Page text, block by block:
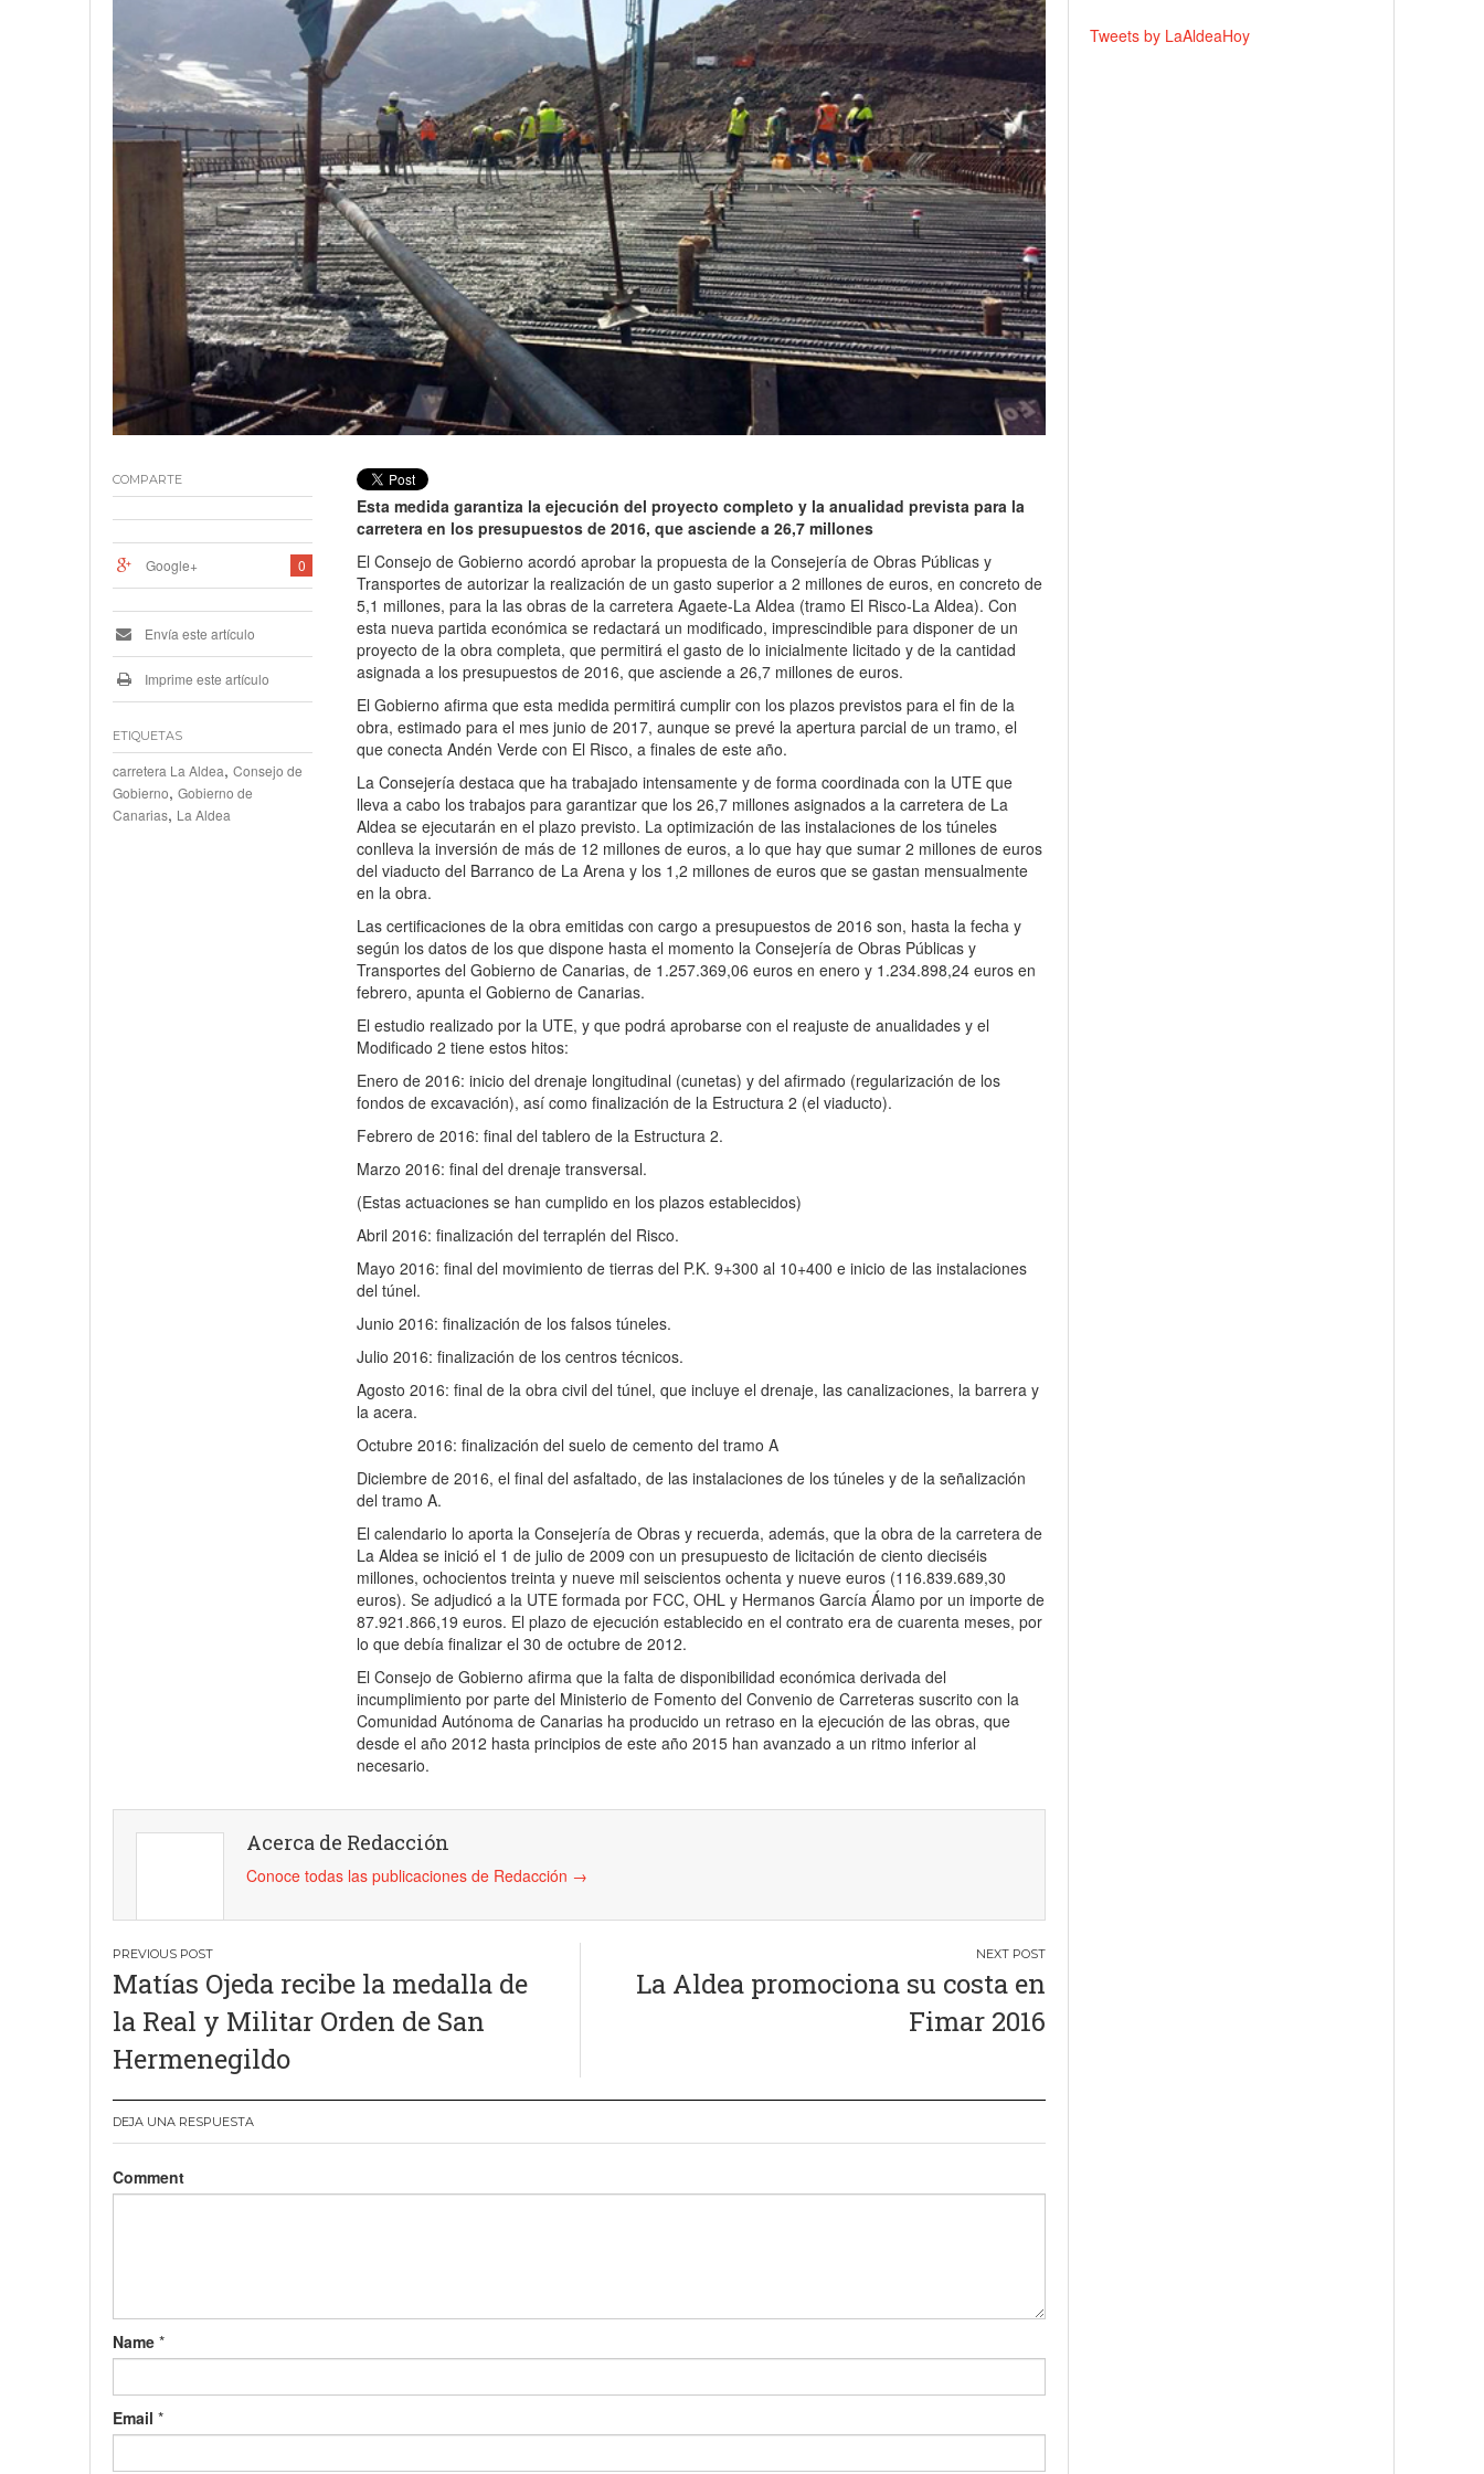
Nicolás
18 junio, 2023
Esta medida garantiza la ejecución del proyecto completo y la anualidad prevista para la
carretera en los presupuestos de 2016, que asciende a 26,7 millones
El Consejo de Gobierno acordó aprobar la propuesta de la Consejería de Obras Públicas y
Transportes de autorizar la realización de un gasto superior a 2 millones de euros, en concreto de
5,1 millones, para la las obras de la carretera Agaete-La Aldea (tramo El Risco-La Aldea). Con
esta nueva partida económica se redactará un modificado, imprescindible para disponer de un
proyecto de la obra completa, que permitirá el gasto de lo inicialmente licitado y de la cantidad
asignada a los presupuestos de 2016, que asciende a 26,7 millones de euros.
El Gobierno afirma que esta medida permitirá cumplir con los plazos previstos para el fin de la
obra, estimado para el mes junio de 2017, aunque se prevé la apertura parcial de un tramo, el
que conecta Andén Verde con El Risco, a finales de este año.
La Consejería destaca que ha trabajado intensamente y de forma coordinada con la UTE que
lleva a cabo los trabajos para garantizar que los 26,7 millones asignados a la carretera de La
Aldea se ejecutarán en el plazo previsto. La optimización de las instalaciones de los túneles
conlleva la inversión de más de 12 millones de euros, a lo que hay que sumar 2 millones de euros
del viaducto del Barranco de La Arena y los 1,2 millones de euros que se gastan mensualmente
en la obra.
Las certificaciones de la obra emitidas con cargo a presupuestos de 2016 son, hasta la fecha y
según los datos de los que dispone hasta el momento la Consejería de Obras Públicas y
Transportes del Gobierno de Canarias, de 1.257.369,06 euros en enero y 1.234.898,24 euros en
febrero, apunta el Gobierno de Canarias.
El estudio realizado por la UTE, y que podrá aprobarse con el reajuste de anualidades y el
Modificado 2 tiene estos hitos:
Enero de 2016: inicio del drenaje longitudinal (cunetas) y del afirmado (regularización de los
fondos de excavación), así como finalización de la Estructura 2 (el viaducto).
Febrero de 2016: final del tablero de la Estructura 2.
Marzo 2016: final del drenaje transversal.
(Estas actuaciones se han cumplido en los plazos establecidos)
Abril 2016: finalización del terraplén del Risco.
Mayo 2016: final del movimiento de tierras del P.K. 9+300 al 10+400 e inicio de las instalaciones
del túnel.
Junio 2016: finalización de los falsos túneles.
Julio 2016: finalización de los centros técnicos.
Agosto 2016: final de la obra civil del túnel, que incluye el drenaje, las canalizaciones, la barrera y
la acera.
Octubre 2016: finalización del suelo de cemento del tramo A
Diciembre de 2016, el final del asfaltado, de las instalaciones de los túneles y de la señalización
del tramo A.
El calendario lo aporta la Consejería de Obras y recuerda, además, que la obra de la carretera de
La Aldea se inició el 1 de julio de 2009 con un presupuesto de licitación de ciento dieciséis
millones, ochocientos treinta y nueve mil seiscientos ochenta y nueve euros (116.839.689,30
euros). Se adjudicó a la UTE formada por FCC, OHL y Hermanos García Álamo por un importe de
87.921.866,19 euros. El plazo de ejecución establecido en el contrato era de cuarenta meses, por
lo que debía finalizar el 30 de octubre de 2012.
El Consejo de Gobierno afirma que la falta de disponibilidad económica derivada del
incumplimiento por parte del Ministerio de Fomento del Convenio de Carreteras suscrito con la
Comunidad Autónoma de Canarias ha producido un retraso en la ejecución de las obras, que
desde el año 2012 hasta principios de este año 2015 han avanzado a un ritmo inferior al
necesario.
COMPARTE
0
Google+
Envía este artículo
Imprime este artículo
ETIQUETAS
carretera La Aldea, Consejo de
Gobierno, Gobierno de
Canarias, La Aldea
Acerca de Redacción
Conoce todas las publicaciones de Redacción →
Navegación
de
entradas
Matías Ojeda recibe la medalla de
la Real y Militar Orden de San
Hermenegildo
La Aldea promociona su costa en
Fimar 2016
DEJA UNA RESPUESTA
Comment
Name *
Email *
Tweets by LaAldeaHoy